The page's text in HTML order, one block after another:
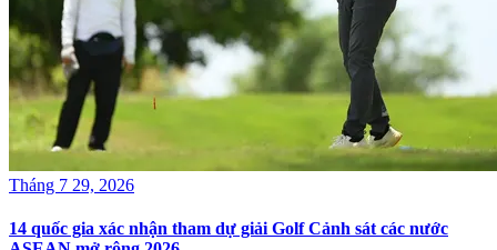
Tháng 7 29, 2026
14 quốc gia xác nhận tham dự giải Golf Cảnh sát các nước